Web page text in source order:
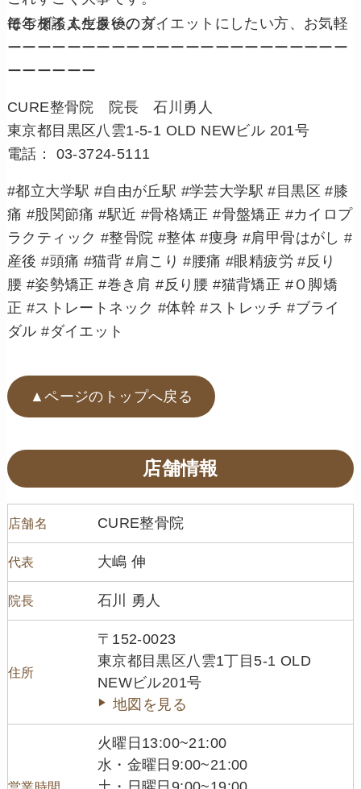
毎年ダイエッターの方、
そろそろ人生最後のダイエットにしたい方、お気軽にご相談ください。
ーーーーーーーーーーーーーーーーーーーーーーー
ーーーーーー
CURE整骨院 院長 石川勇人
東京都目黒区八雲1-5-1 OLD NEWビル 201号
電話： 03-3724-5111
#都立大学駅 #自由が丘駅 #学芸大学駅 #目黒区 #膝
痛 #股関節痛 #駅近 #骨格矯正 #骨盤矯正 #カイロプ
ラクティック #整骨院 #整体 #痩身 #肩甲骨はがし #
産後 #頭痛 #猫背 #肩こり #腰痛 #眼精疲労 #反り
腰 #姿勢矯正 #巻き肩 #反り腰 #猫背矯正 #Ｏ脚矯
正 #ストレートネック #体幹 #ストレッチ #ブライ
ダル #ダイエット
▲ページのトップへ戻る
店舗情報
店舗名 CURE整骨院
代表 大嶋 伸
院長 石川 勇人
住所
〒152-0023
東京都目黒区八雲1丁目5-1 OLD
NEWビル201号
地図を見る
火曜日13:00~21:00
水・金曜日9:00~21:00